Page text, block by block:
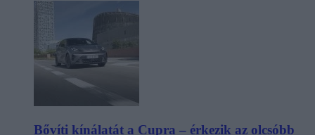
Bővíti kínálatát a Cupra – érkezik az olcsóbb